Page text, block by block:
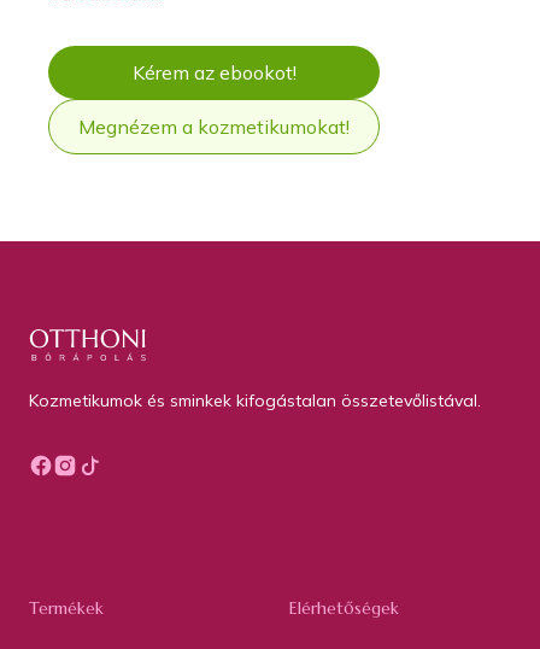
Kérem az ebookot!
Megnézem a kozmetikumokat!
Otthoni bőrápolás
Kozmetikumok és sminkek kifogástalan összetevőlistával.
Termékek Elérhetőségek